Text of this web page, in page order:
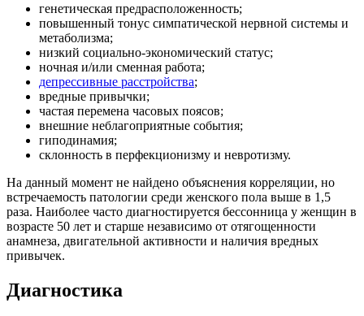
генетическая предрасположенность;
повышенный тонус симпатической нервной системы и
метаболизма;
низкий социально-экономический статус;
ночная и/или сменная работа;
депрессивные расстройства;
вредные привычки;
частая перемена часовых поясов;
внешние неблагоприятные события;
гиподинамия;
склонность в перфекционизму и невротизму.
На данный момент не найдено объяснения корреляции, но
встречаемость патологии среди женского пола выше в 1,5
раза. Наиболее часто диагностируется бессонница у женщин в
возрасте 50 лет и старше независимо от отягощенности
анамнеза, двигательной активности и наличия вредных
привычек.
Диагностика